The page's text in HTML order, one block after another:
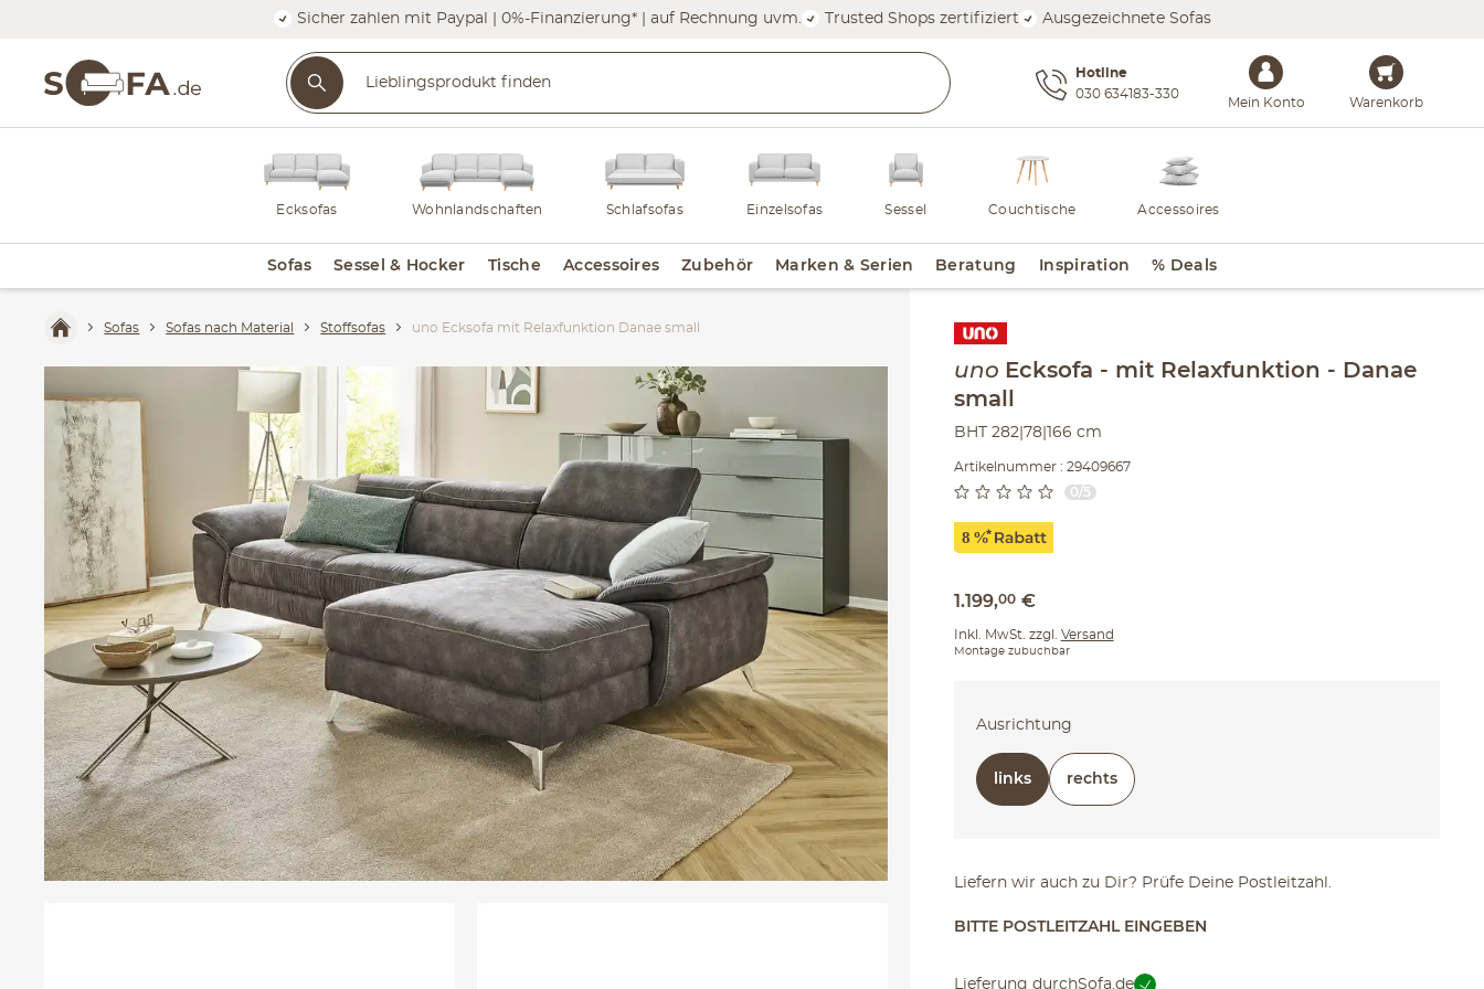
Sicher zahlen mit Paypal | 0%-Finanzierung* | auf Rechnung uvm. Trusted Shops zertifiziert Ausgezeichnete Sofas
Hotline
030 634183-330
Mein Konto Warenkorb
Ecksofas Wohnlandschaften Schlafsofas Einzelsofas Sessel Couchtische Accessoires
Sofas Sessel & Hocker Tische Accessoires Zubehör Marken & Serien Beratung Inspiration % Deals
Sofas Sofas nach Material Stoffsofas uno Ecksofa mit Relaxfunktion Danae small Inhalt der Seitenleiste überspringen - Zum Seitenende
uno Ecksofa mit Relaxfunktion
Danae
small
BHT 282|78|166 cm
Artikelnummer : 29409667
0/5
1.199,00 €
Inkl. MwSt. zzgl. Versand
Montage zubuchbar
Ausrichtung
links rechts
Liefern wir auch zu Dir? Prüfe Deine Postleitzahl.
BITTE POSTLEITZAHL EINGEBEN
Lieferung durchSofa.de